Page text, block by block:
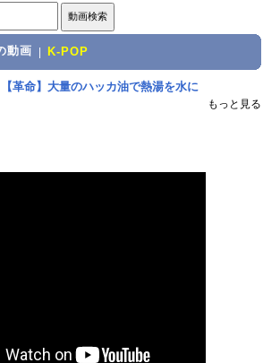
動画 K-POP
【革命】大量のハッカ油で熱湯を水に
もっと見る